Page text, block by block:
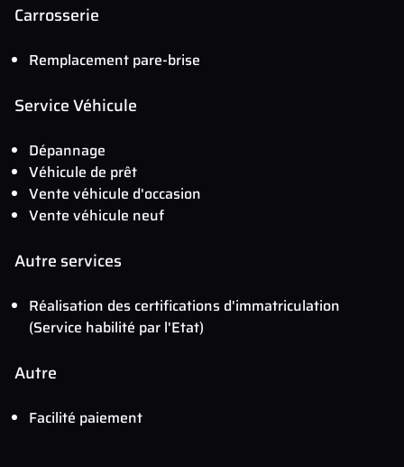
Carrosserie
Remplacement pare-brise
Service Véhicule
Dépannage
Véhicule de prêt
Vente véhicule d'occasion
Vente véhicule neuf
Autre services
Réalisation des certifications d'immatriculation
(Service habilité par l'Etat)
Autre
Facilité paiement